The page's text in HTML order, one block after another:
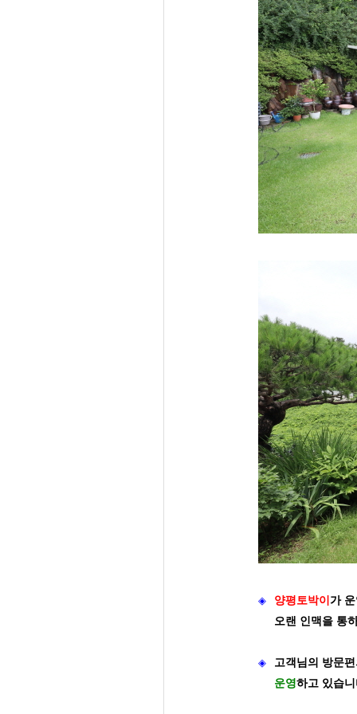
◈ 양평토박이 가
오랜 인맥을 통
◈
고객님의 방문
운영하고 있습